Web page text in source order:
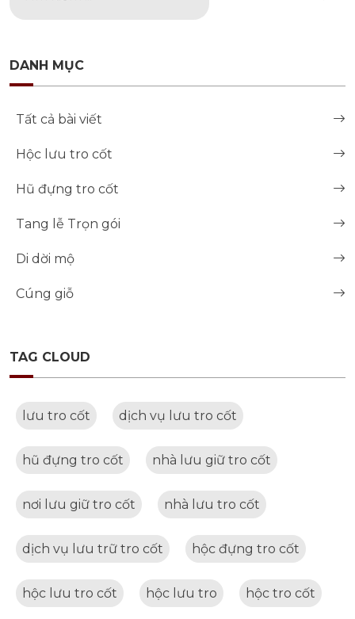
DANH MỤC
Tất cả bài viết
Hộc lưu tro cốt
Hũ đựng tro cốt
Tang lễ Trọn gói
Di dời mộ
Cúng giỗ
TAG CLOUD
lưu tro cốt dịch vụ lưu tro cốt
hũ đựng tro cốt nhà lưu giữ tro cốt
nơi lưu giữ tro cốt nhà lưu tro cốt
dịch vụ lưu trữ tro cốt hộc đựng tro cốt
hộc lưu tro cốt hộc lưu tro hộc tro cốt